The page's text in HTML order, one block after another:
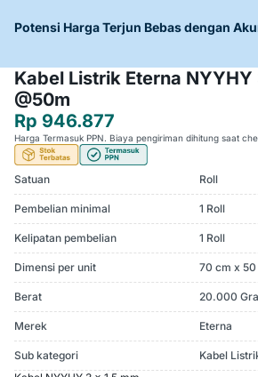
Potensi Harga Terjun Bebas dengan
Kabel Listrik Eterna
@50m
Rp 946.877
Harga Termasuk PPN. Biaya pengiriman dihitung saat
Satuan Roll
Pembelian minimal 1 Roll
Kelipatan pembelian 1 Roll
Dimensi per unit 70 cm x
Berat 20.000
Merek Eterna
Sub kategori
Kabel